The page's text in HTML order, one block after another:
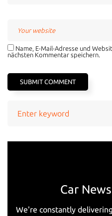
Name, E-Mail-Adresse und
nächsten Kommentar speichern.
Car
We're constantly